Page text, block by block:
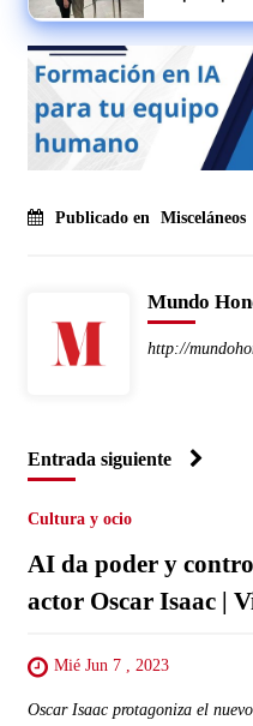
Publicado en Misceláneos
Mundo
http://
Entrada siguiente
Cultura y ocio
AI da poder y
actor Oscar Isaac |
Mié Jun 7 , 2023
Oscar Isaac protagoniza el